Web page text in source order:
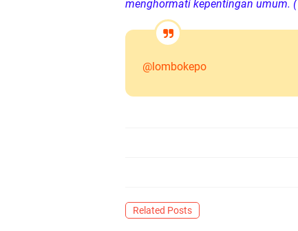
menghormati kepentingan umum. (
@lombokepo
Related Posts